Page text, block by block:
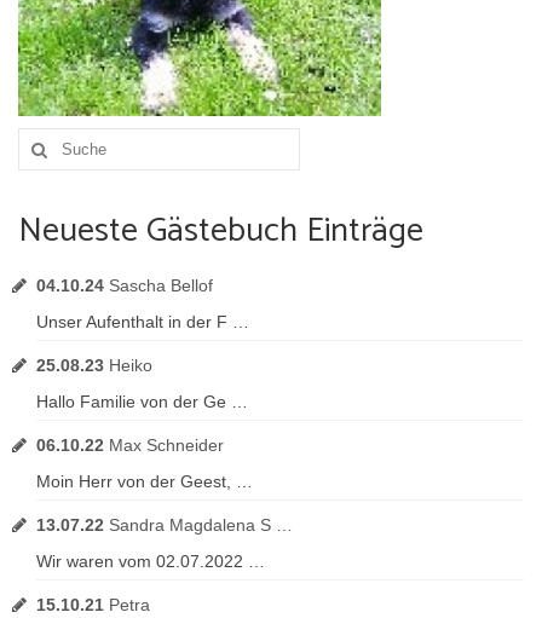
Umgebung
Urlaub mit Hund
Suche
nach:
Neueste Gästebuch Einträge
04.10.24 Sascha Bellof
Unser Aufenthalt in der F …
25.08.23 Heiko
Hallo Familie von der Ge …
06.10.22 Max Schneider
Moin Herr von der Geest, …
13.07.22 Sandra Magdalena S …
Wir waren vom 02.07.2022 …
15.10.21 Petra